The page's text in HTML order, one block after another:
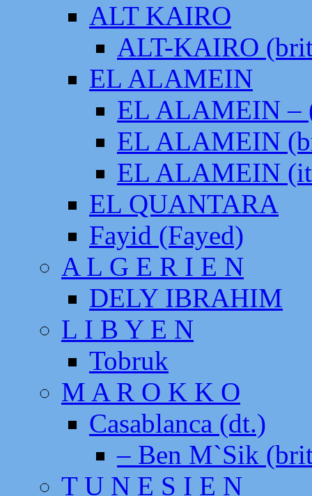
ALT KAIRO
ALT-KAIRO
EL ALAMEIN
EL ALAMEIN –
EL ALAMEIN
EL ALAMEIN
EL QUANTARA
Fayid (Fayed)
A L G E R I E N
DELY IBRAHIM
L I B Y E N
Tobruk
M A R O K K O
Casablanca (dt.)
– Ben M`Sik
T U N E S I E N